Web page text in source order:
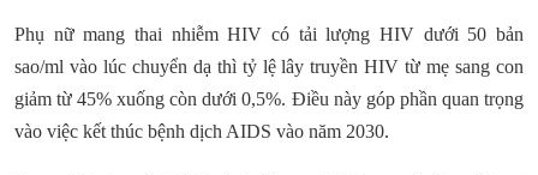
Phụ nữ mang thai nhiễm HIV có tải lượng HIV dưới 50 bản
sao/ml vào lúc chuyển dạ thì tỷ lệ lây truyền HIV từ mẹ sang con
giảm từ 45% xuống còn dưới 0,5%. Điều này góp phần quan trọng
vào việc kết thúc bệnh dịch AIDS vào năm 2030.